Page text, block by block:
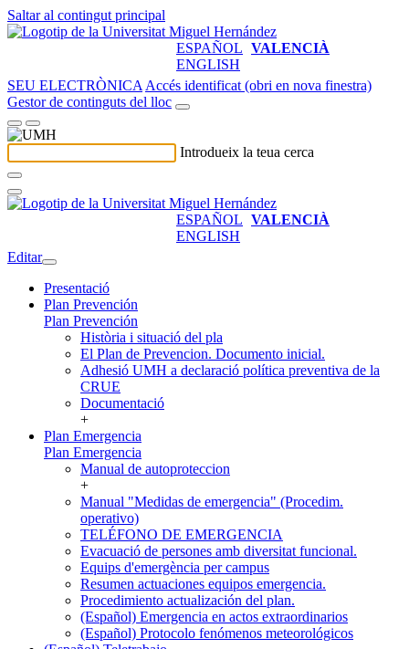
Saltar al contingut principal
ESPAÑOL VALENCIÀ
ENGLISH
SEU ELECTRÒNICA Accés identificat (obri en nova finestra)
Gestor de continguts del lloc
Introdueix la teua cerca
ESPAÑOL VALENCIÀ
ENGLISH
Editar
Presentació
Plan Prevención
Plan Prevención
Història i situació del pla
El Plan de Prevencion. Documento inicial.
Adhesió UMH a declaració política preventiva de la
CRUE
Documentació
+
Plan Emergencia
Plan Emergencia
Manual de autoproteccion
+
Manual "Medidas de emergencia" (Procedim.
operativo)
TELÉFONO DE EMERGENCIA
Evacuació de persones amb diversitat funcional.
Equips d'emergència per campus
Resumen actuaciones equipos emergencia.
Procedimiento actualización del plan.
(Español) Emergencia en actos extraordinarios
(Español) Protocolo fenómenos meteorológicos